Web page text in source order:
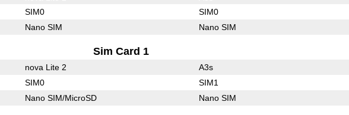
SIM0 SIM0
Nano SIM Nano SIM
Sim Card 1
nova Lite 2 A3s
SIM0 SIM1
Nano SIM/MicroSD Nano SIM